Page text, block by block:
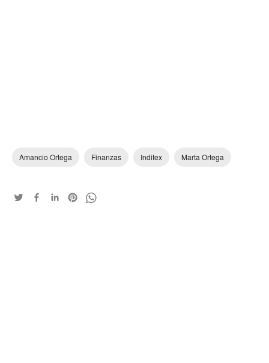
Amancio Ortega Finanzas Inditex Marta Ortega